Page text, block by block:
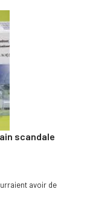
scandale
avoir de